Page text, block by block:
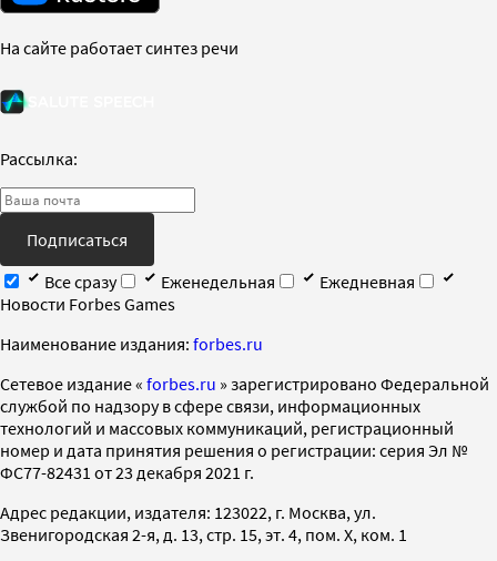
На сайте работает синтез речи
Рассылка:
Подписаться
Все сразу
Еженедельная
Ежедневная
Новости Forbes Games
Наименование издания: forbes.ru
Cетевое издание « forbes.ru » зарегистрировано Федеральной
службой по надзору в сфере связи, информационных
технологий и массовых коммуникаций, регистрационный
номер и дата принятия решения о регистрации: серия Эл №
ФС77-82431 от 23 декабря 2021 г.
Адрес редакции, издателя: 123022, г. Москва, ул.
Звенигородская 2-я, д. 13, стр. 15, эт. 4, пом. X, ком. 1